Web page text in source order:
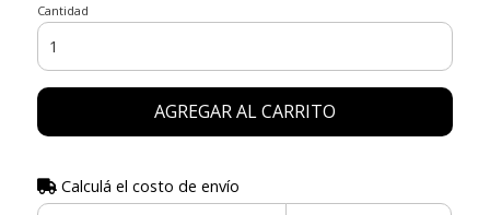
Cantidad
AGREGAR AL CARRITO
Calculá el costo de envío